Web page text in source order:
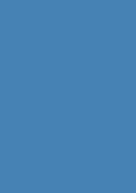
Az első nap
nagyon aktív
A hajnalig
Egy helyi